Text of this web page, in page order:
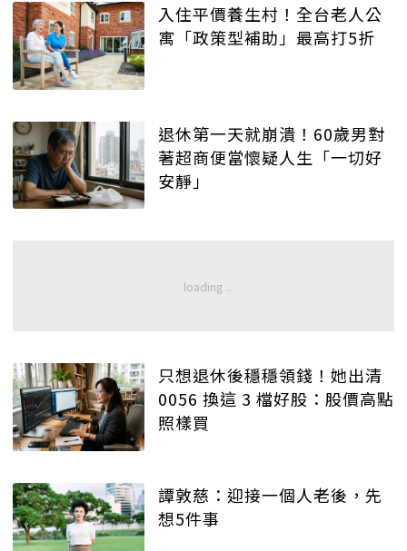
入住平價養生村！全台老人公
寓「政策型補助」最高打5折
退休第一天就崩潰！60歲男對
著超商便當懷疑人生「一切好
安靜」
只想退休後穩穩領錢！她出清
0056 換這 3 檔好股：股價高點
照樣買
譚敦慈：迎接一個人老後，先
想5件事